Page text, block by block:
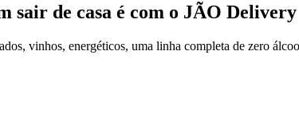
sair de casa é com o JÃO Delivery
vinhos, energéticos, uma linha completa de zero